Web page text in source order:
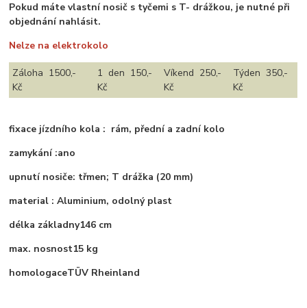
Pokud máte vlastní nosič s tyčemi s T- drážkou, je nutné při
objednání nahlásit.
Nelze na elektrokolo
Záloha 1500,-
Kč
1 den 150,-
Kč
Víkend 250,-
Kč
Týden 350,-
Kč
fixace jízdního kola : rám, přední a zadní kolo
zamykání :ano
upnutí nosiče: třmen; T drážka (20 mm)
material : Aluminium, odolný plast
délka základny146 cm
max. nosnost15 kg
homologaceTÜV Rheinland